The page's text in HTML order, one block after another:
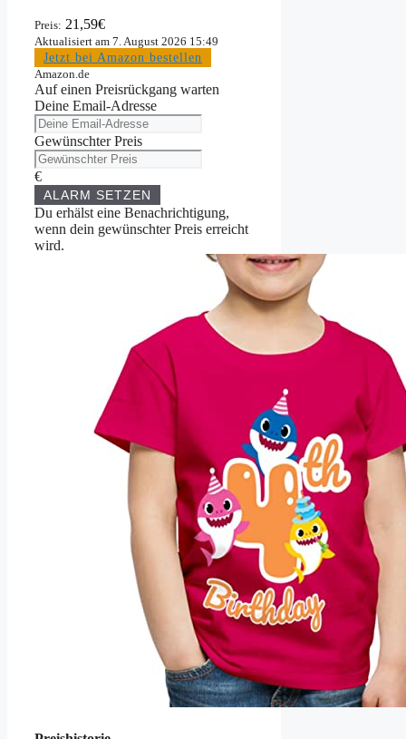
Preis: 21,59€
Aktualisiert am 7. August 2026 15:49
Jetzt bei Amazon bestellen
Amazon.de
Auf einen Preisrückgang warten
Deine Email-Adresse
Gewünschter Preis
€
ALARM SETZEN
Du erhälst eine Benachrichtigung,
wenn dein gewünschter Preis erreicht
wird.